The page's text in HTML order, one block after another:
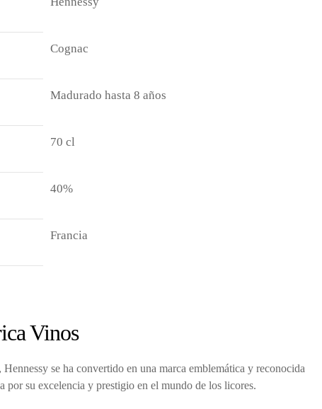
Cognac
Madurado hasta 8 años
70 cl
40%
Francia
Vinos
se ha convertido en una marca emblemática y reconocida
su excelencia y prestigio en el mundo de los licores.